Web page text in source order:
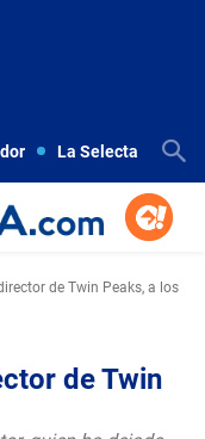
La Selecta
de Twin Peaks, a los
de Twin